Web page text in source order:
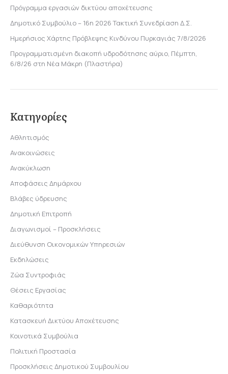
Πρόγραμμα εργασιών δικτύου αποχέτευσης
Δημοτικό Συμβούλιο – 16η 2026 Τακτική Συνεδρίαση Δ.Σ.
Ημερήσιος Χάρτης Πρόβλεψης Κινδύνου Πυρκαγιάς 7/8/2026
Προγραμματισμένη διακοπή υδροδότησης αύριο, Πέμπτη,
6/8/26 στη Νέα Μάκρη (Πλαστήρα)
Κατηγορίες
Αθλητισμός
Ανακοινώσεις
Ανακύκλωση
Αποφάσεις Δημάρχου
Βλάβες ύδρευσης
Δημοτική Επιτροπή
Διαγωνισμοί – Προσκλήσεις
Διεύθυνση Οικονομικών Υπηρεσιών
Εκδηλώσεις
Ζώα Συντροφιάς
Θέσεις Εργασίας
Καθαριότητα
Κατασκευή Δικτύου Αποχέτευσης
Κοινοτικά Συμβούλια
Πολιτική Προστασία
Προσκλήσεις Δημοτικού Συμβουλίου